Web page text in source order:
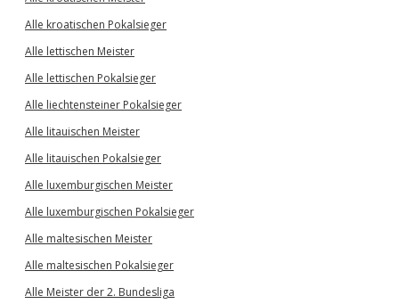
Alle kroatischen Pokalsieger
Alle lettischen Meister
Alle lettischen Pokalsieger
Alle liechtensteiner Pokalsieger
Alle litauischen Meister
Alle litauischen Pokalsieger
Alle luxemburgischen Meister
Alle luxemburgischen Pokalsieger
Alle maltesischen Meister
Alle maltesischen Pokalsieger
Alle Meister der 2. Bundesliga